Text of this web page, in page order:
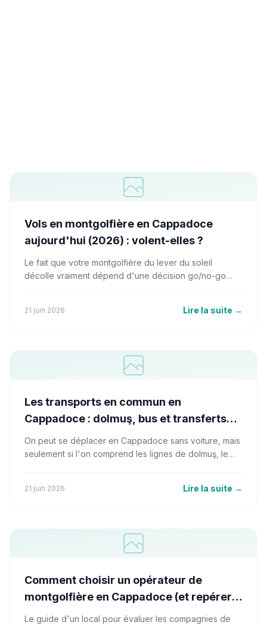
Vols en montgolfière en Cappadoce
aujourd'hui (2026) : volent-elles ?
Le fait que votre montgolfière du lever du soleil
décolle vraiment dépend d'une décision go/no-go
veille au soir.
21 juin 2026 Lire la suite →
Les transports en commun en
Cappadoce : dolmuş, bus et transferts
aéroport
On peut se déplacer en Cappadoce sans voiture, mais
seulement si l'on comprend les lignes de dolmuş, le
réellement entre Göreme, Ürgüp et Avanos.
21 juin 2026 Lire la suite →
Comment choisir un opérateur de
montgolfière en Cappadoce (et repérer
les mauvais)
Le guide d'un local pour évaluer les compagnies de